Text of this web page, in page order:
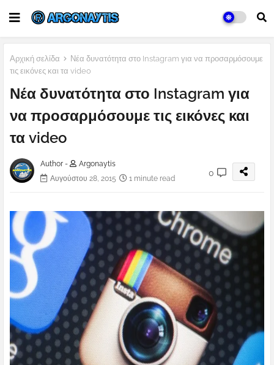
Αρχική σελίδα
Νέα δυνατότητα στο Instagram για να προσαρμόσουμε
τις εικόνες και τα video
Νέα δυνατότητα στο Instagram για
να προσαρμόσουμε τις εικόνες και
τα video
Author -
Argonaytis
Αυγούστου 28, 2015
1 minute read
0